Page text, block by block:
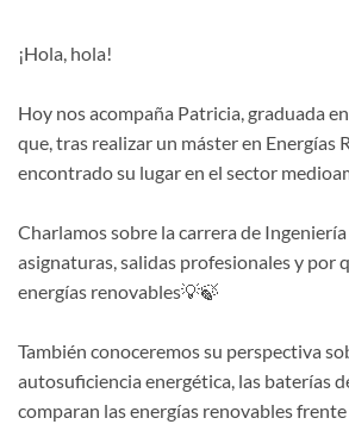
¡Hola, hola!
Hoy nos acompaña Patricia, graduada
que, tras realizar un máster en Energías
encontrado su lugar en el sector
Charlamos sobre la carrera de
asignaturas, salidas profesionales y por
energías renovables💡🍃
También conoceremos su perspectiva
autosuficiencia energética, las baterías
comparan las energías renovables frente